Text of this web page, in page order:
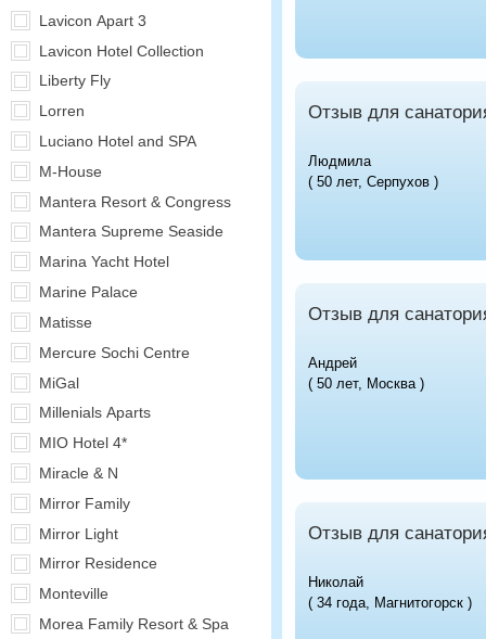
Lavicon Apart 3
Lavicon Hotel Collection
Liberty Fly
Lorren
Luciano Hotel and SPA
M-House
Mantera Resort & Congress
Mantera Supreme Seaside
Marina Yacht Hotel
Marine Palace
Matisse
Mercure Sochi Centre
MiGal
Millenials Aparts
MIO Hotel 4*
Miracle & N
Mirror Family
Mirror Light
Mirror Residence
Monteville
Morea Family Resort & Spa
Отзыв для
Людмила
( 50 лет, Серпухов )
Отзыв для
Андрей
( 50 лет, Москва )
Отзыв для
Николай
( 34 года, Магнитогорск )